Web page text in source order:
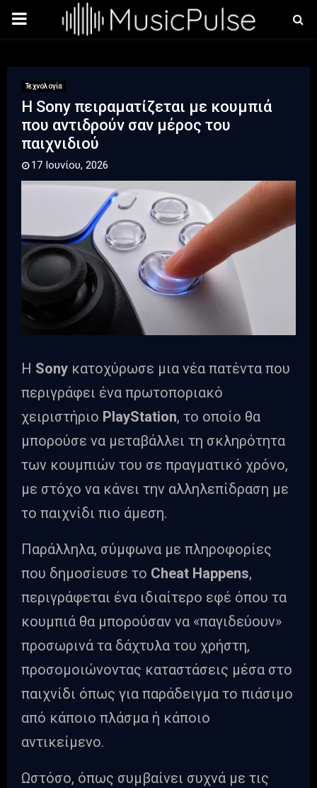
PRIMARY
Τεχνολογία
Η Sony πειραματίζεται με κουμπιά
που αντιδρούν σαν μέρος του
παιχνιδιού
17 Ιουνίου, 2026
Η Sony κατοχύρωσε μια νέα πατέντα που
περιγράφει ένα πρωτοποριακό
χειριστήριο PlayStation, το οποίο θα
μπορούσε να μεταβάλλει τη σκληρότητα
των κουμπιών του σε πραγματικό χρόνο,
με στόχο να κάνει την αλληλεπίδραση με
το παιχνίδι πιο άμεση.
Παράλληλα, σύμφωνα με πληροφορίες
που δημοσίευσε το Cheat Happens,
περιγράφεται ένα ιδιαίτερο εφέ όπου τα
κουμπιά θα μπορούσαν να «παγιδεύουν»
προσωρινά τα δάχτυλα του χρήστη,
προσομοιώνοντας καταστάσεις μέσα στο
παιχνίδι όπως για παράδειγμα το πιάσιμο
από κάποιο πλάσμα ή κάποιο
αντικείμενο.
Ωστόσο, όπως συμβαίνει συχνά με τις